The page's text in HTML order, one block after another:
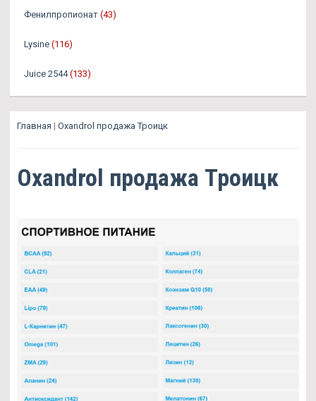
Фенилпропионат (43)
Lysine (116)
Juice 2544 (133)
Главная | Oxandrol продажа Троицк
Oxandrol продажа Троицк